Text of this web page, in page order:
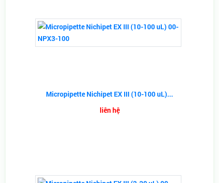
Micropipette Nichipet EX III (10-100 uL)...
liên hệ